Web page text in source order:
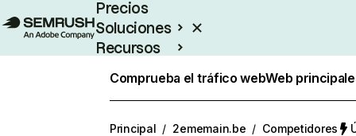
Precios
Soluciones
Recursos
Comprueba el tráfico webWeb
Principal / 2ememain.be / Competidores